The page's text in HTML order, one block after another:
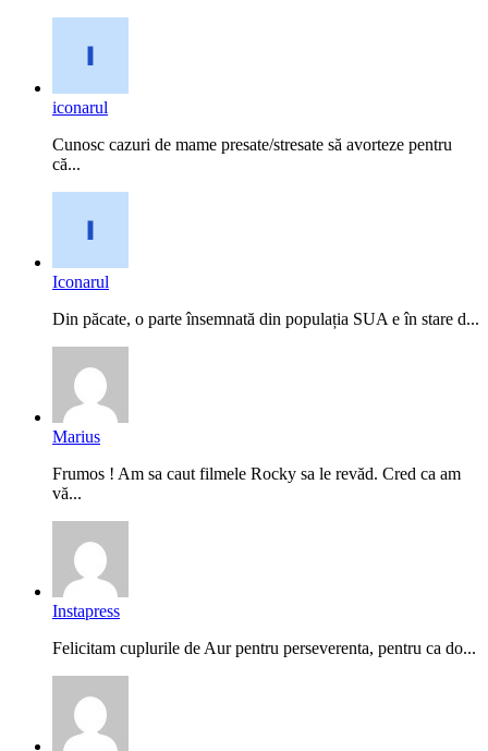
iconarul
Cunosc cazuri de mame presate/stresate să avorteze pentru
că...
Iconarul
Din păcate, o parte însemnată din populația SUA e în stare d...
Marius
Frumos ! Am sa caut filmele Rocky sa le revăd. Cred ca am
vă...
Instapress
Felicitam cuplurile de Aur pentru perseverenta, pentru ca do...